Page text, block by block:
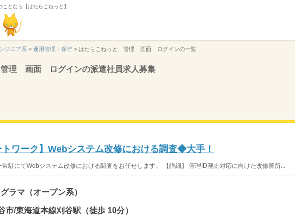
となら【はたらこねっと】
ジニア系 > 運用管理・保守 > はたらこねっと 管理 画面 ログインの一覧
理 画面 ログインの派遣社員求人募集
トワーク】Webシステム改修における調査◆大手！
常駐にてWebシステム改修における調査をお任せします。 【詳細】 管理ID廃止対応に向けた改修箇所...
ラマ（オープン系）
市/東海道本線刈谷駅（徒歩 10分）